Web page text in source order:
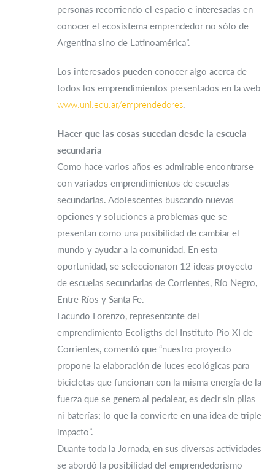
personas recorriendo el espacio e interesadas en
conocer el ecosistema emprendedor no sólo de
Argentina sino de Latinoamérica”.
Los interesados pueden conocer algo acerca de
todos los emprendimientos presentados en la web
www.unl.edu.ar/emprendedores.
Hacer que las cosas sucedan desde la escuela
secundaria
Como hace varios años es admirable encontrarse
con variados emprendimientos de escuelas
secundarias. Adolescentes buscando nuevas
opciones y soluciones a problemas que se
presentan como una posibilidad de cambiar el
mundo y ayudar a la comunidad. En esta
oportunidad, se seleccionaron 12 ideas proyecto
de escuelas secundarias de Corrientes, Río Negro,
Entre Ríos y Santa Fe.
Facundo Lorenzo, representante del
emprendimiento Ecoligths del Instituto Pio XI de
Corrientes, comentó que “nuestro proyecto
propone la elaboración de luces ecológicas para
bicicletas que funcionan con la misma energía de la
fuerza que se genera al pedalear, es decir sin pilas
ni baterías; lo que la convierte en una idea de triple
impacto”.
Duante toda la Jornada, en sus diversas actividades
se abordó la posibilidad del emprendedorismo